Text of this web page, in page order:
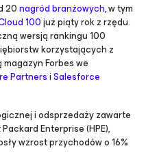
20nagród branżowych, w tym
100już piąty rok z rzędu.
wersją rankingu 100
korzystających z
Forbes we
PartnersiSalesforce
i odsprzedaży zawarte
Enterprise (HPE),
wzrost przychodów o 16%